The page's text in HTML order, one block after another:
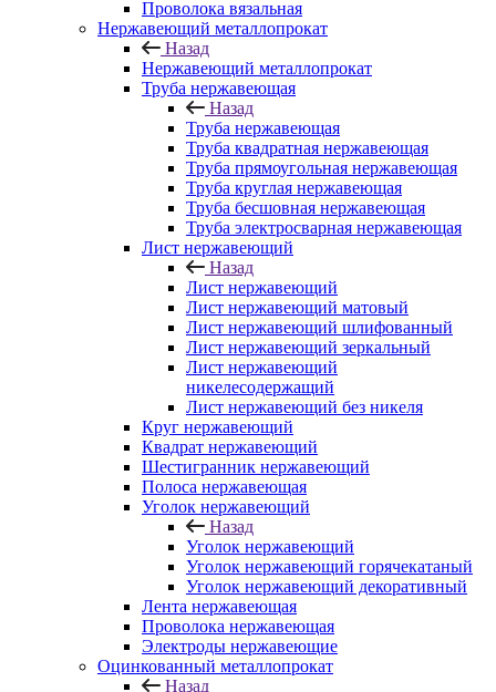
Проволока вязальная
Нержавеющий металлопрокат
Назад
Нержавеющий металлопрокат
Труба нержавеющая
Назад
Труба нержавеющая
Труба квадратная нержавеющая
Труба прямоугольная нержавеющая
Труба круглая нержавеющая
Труба бесшовная нержавеющая
Труба электросварная нержавеющая
Лист нержавеющий
Назад
Лист нержавеющий
Лист нержавеющий матовый
Лист нержавеющий шлифованный
Лист нержавеющий зеркальный
Лист нержавеющий
никелесодержащий
Лист нержавеющий без никеля
Круг нержавеющий
Квадрат нержавеющий
Шестигранник нержавеющий
Полоса нержавеющая
Уголок нержавеющий
Назад
Уголок нержавеющий
Уголок нержавеющий горячекатаный
Уголок нержавеющий декоративный
Лента нержавеющая
Проволока нержавеющая
Электроды нержавеющие
Оцинкованный металлопрокат
Назад